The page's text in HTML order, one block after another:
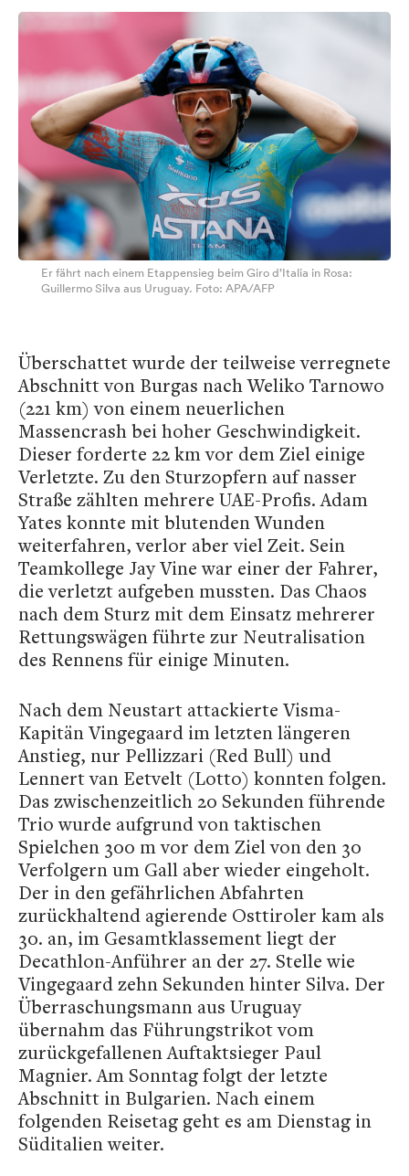
Er fährt nach einem Etappensieg beim Giro d’Italia in Rosa:
Guillermo Silva aus Uruguay. Foto: APA/AFP
Überschattet wurde der teilweise verregnete
Abschnitt von Burgas nach Weliko Tarnowo
(221 km) von einem neuerlichen
Massencrash bei hoher Geschwindigkeit.
Dieser forderte 22 km vor dem Ziel einige
Verletzte. Zu den Sturzopfern auf nasser
Straße zählten mehrere UAE-Profis. Adam
Yates konnte mit blutenden Wunden
weiterfahren, verlor aber viel Zeit. Sein
Teamkollege Jay Vine war einer der Fahrer,
die verletzt aufgeben mussten. Das Chaos
nach dem Sturz mit dem Einsatz mehrerer
Rettungswägen führte zur Neutralisation
des Rennens für einige Minuten.
Nach dem Neustart attackierte Visma-
Kapitän Vingegaard im letzten längeren
Anstieg, nur Pellizzari (Red Bull) und
Lennert van Eetvelt (Lotto) konnten folgen.
Das zwischenzeitlich 20 Sekunden führende
Trio wurde aufgrund von taktischen
Spielchen 300 m vor dem Ziel von den 30
Verfolgern um Gall aber wieder eingeholt.
Der in den gefährlichen Abfahrten
zurückhaltend agierende Osttiroler kam als
30. an, im Gesamtklassement liegt der
Decathlon-Anführer an der 27. Stelle wie
Vingegaard zehn Sekunden hinter Silva. Der
Überraschungsmann aus Uruguay
übernahm das Führungstrikot vom
zurückgefallenen Auftaktsieger Paul
Magnier. Am Sonntag folgt der letzte
Abschnitt in Bulgarien. Nach einem
folgenden Reisetag geht es am Dienstag in
Süditalien weiter.